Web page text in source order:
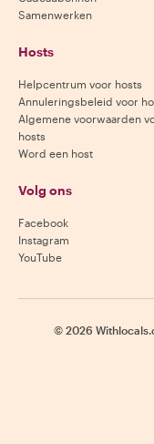
Samenwerken
Hosts
Helpcentrum voor hosts
Annuleringsbeleid voor
Algemene voorwaarden
hosts
Word een host
Volg ons
Facebook
Instagram
YouTube
© 2026